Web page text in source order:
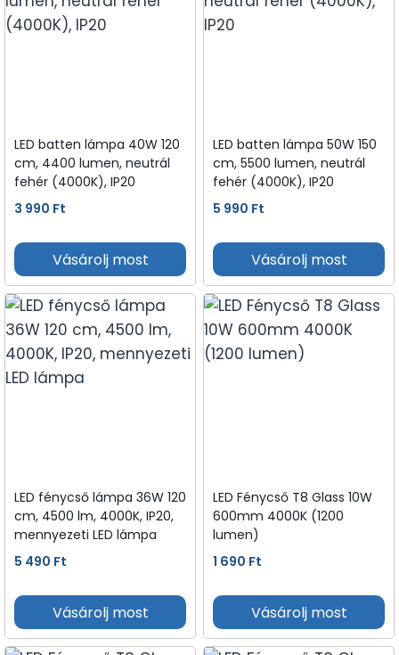
LED batten lámpa 40W 120
cm, 4400 lumen, neutrál
fehér (4000K), IP20
3 990 Ft
Vásárolj most
LED batten lámpa 50W 150
cm, 5500 lumen, neutrál
fehér (4000K), IP20
5 990 Ft
Vásárolj most
LED fénycső lámpa 36W 120
cm, 4500 lm, 4000K, IP20,
mennyezeti LED lámpa
5 490 Ft
Vásárolj most
LED Fénycső T8 Glass 10W
600mm 4000K (1200
lumen)
1 690 Ft
Vásárolj most